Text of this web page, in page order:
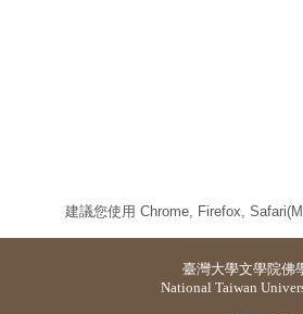
建議您使用 Chrome, Firefox,
臺灣大學文學院佛
National Taiwan